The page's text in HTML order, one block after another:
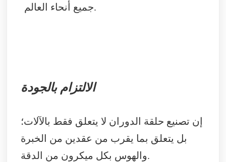
جميع أنحاء العالم.
الالتزام بالجودة
إن تصنيع حلقة الدوران لا يتعلق فقط بالآلات؛
بل يتعلق بما يقرب من عقدين من الخبرة
والهوس بكل ميكرون من الدقة.